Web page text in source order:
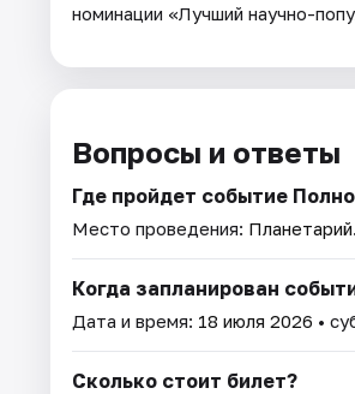
номинации «Лучший научно-
Вопросы и ответы
Где пройдет событие
Место проведения: Планетарий
Когда запланирован
Дата и время: 18 июля 2026 •
Сколько стоит билет?